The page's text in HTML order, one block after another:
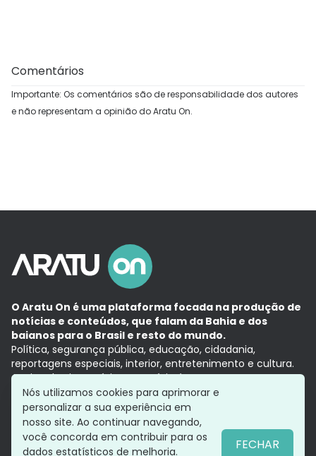
Comentários
Importante: Os comentários são de responsabilidade dos autores
e não representam a opinião do Aratu On.
O Aratu On é uma plataforma focada na produção de
notícias e conteúdos, que falam da Bahia e dos
baianos para o Brasil e resto do mundo.
Política, segurança pública, educação, cidadania,
reportagens especiais, interior, entretenimento e cultura.
Aqui, tudo vira notícia e a notícia é no tempo presente,
com a credibilidade do Grupo Aratu.
Grupo Aratu
Política de privacidade
Nós utilizamos cookies para aprimorar e
personalizar a sua experiência em
nosso site. Ao continuar navegando,
você concorda em contribuir para os
dados estatísticos de melhoria.
FECHAR